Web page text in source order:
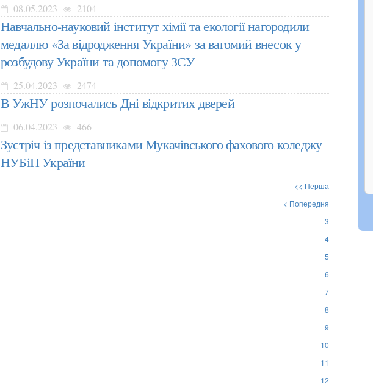
08.05.2023 2104
Навчально-науковий інститут хімії та екології нагородили
медаллю «За відродження України» за вагомий внесок у
розбудову України та допомогу ЗСУ
25.04.2023 2474
В УжНУ розпочались Дні відкритих дверей
06.04.2023 466
Зустріч із представниками Мукачівського фахового коледжу
НУБіП України
<< Перша
< Попередня
3
4
5
6
7
8
9
10
11
12